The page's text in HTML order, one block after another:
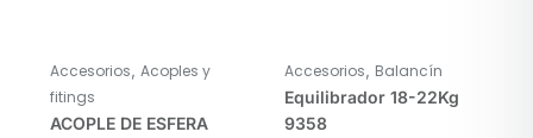
Accesorios Acoples y
fitings
ACOPLE DE ESFERA
Accesorios Balancín
Equilibrador 18-22Kg
9358